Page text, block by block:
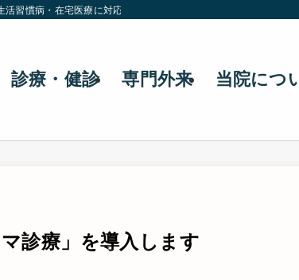
習慣病・在宅医療に対応。ネット予約にも対応しています。
診療・健診 専門外来 当院につ
診療」を導入します